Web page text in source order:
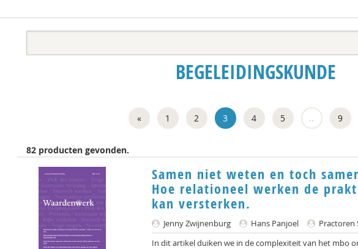
BEGELEIDINGSKUNDE
« 1 2 3 4 5 .. 9
82 producten gevonden.
Samen niet weten en toch
Hoe relationeel werken de
kan versterken.
Jenny Zwijnenburg Hans Panjoel
Practoren
In dit artikel duiken we in de complexiteit van het mbo